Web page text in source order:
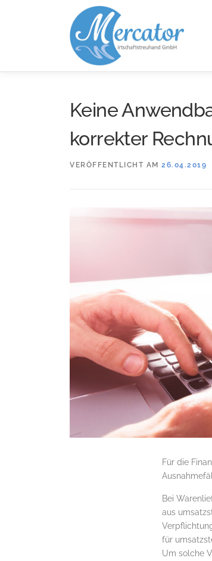
Keine
korrekter
VERÖFFENTLICHT AM 26.04.2019
Für die
Bei
aus
für
Um solche